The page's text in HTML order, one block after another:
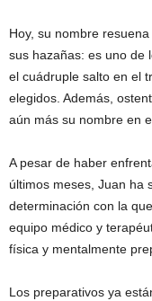
Hoy, su nombre
sus hazañas: es uno de
el cuádruple salto en el
elegidos. Además,
aún más su nombre en
A pesar de haber
últimos meses, Juan ha
determinación con la
equipo médico y
física y mentalmente
Los preparativos ya